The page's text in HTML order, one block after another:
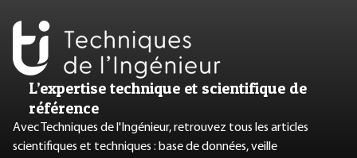
L’expertise technique et scientifique de
référence
Avec Techniques de l'Ingénieur, retrouvez tous les articles
scientifiques et techniques : base de données, veille